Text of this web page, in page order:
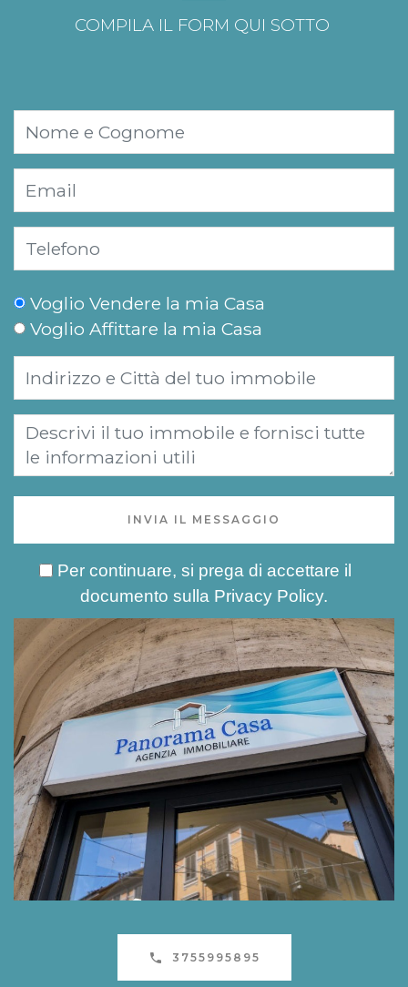
COMPILA IL FORM QUI SOTTO
Voglio Vendere la mia Casa
Voglio Affittare la mia Casa
INVIA IL MESSAGGIO
Per continuare, si prega di accettare il
documento sulla Privacy Policy.
3755995895